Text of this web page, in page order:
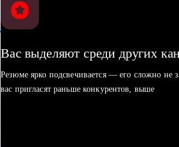
Вас выделяют среди других
Резюме ярко подсвечивается — его сложно не
вас пригласят раньше конкурентов, выше